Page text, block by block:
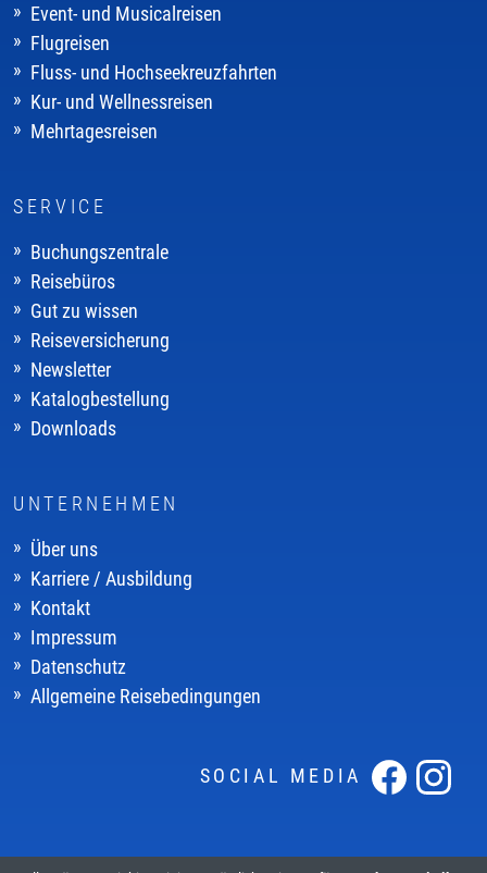
Event- und Musicalreisen
Flugreisen
Fluss- und Hochseekreuzfahrten
Kur- und Wellnessreisen
Mehrtagesreisen
SERVICE
Buchungszentrale
Reisebüros
Gut zu wissen
Reiseversicherung
Newsletter
Katalogbestellung
Downloads
UNTERNEHMEN
Über uns
Karriere / Ausbildung
Kontakt
Impressum
Datenschutz
Allgemeine Reisebedingungen
SOCIAL MEDIA